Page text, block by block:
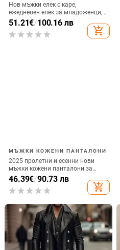
Нов мъжки елек с каре,
ежедневен елек за младоженци, с
тънък крой, британски мъжки
еднореден елек
51.21€/100.16 лв
add_shopping_cart
МЪЖКИ КОЖЕНИ ПАНТАЛОНИ
2025 пролетни и есенни нови
мъжки кожени панталони за
мотоциклет, европейски и
американски прави панталони от
изкуствена кожа, на едро
46.39€/90.73 лв
add_shopping_cart